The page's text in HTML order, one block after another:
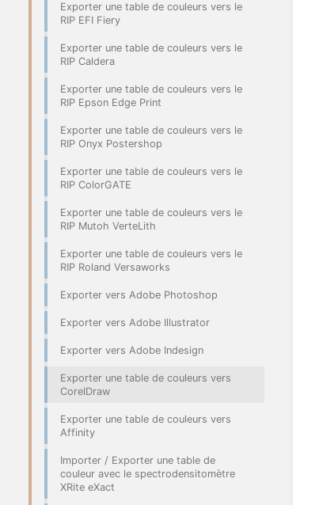
Exporter une table de couleurs vers le
RIP EFI Fiery
Exporter une table de couleurs vers le
RIP Caldera
Exporter une table de couleurs vers le
RIP Epson Edge Print
Exporter une table de couleurs vers le
RIP Onyx Postershop
Exporter une table de couleurs vers le
RIP ColorGATE
Exporter une table de couleurs vers le
RIP Mutoh VerteLith
Exporter une table de couleurs vers le
RIP Roland Versaworks
Exporter vers Adobe Photoshop
Exporter vers Adobe Illustrator
Exporter vers Adobe Indesign
Exporter une table de couleurs vers
CorelDraw
Exporter une table de couleurs vers
Affinity
Importer / Exporter une table de
couleur avec le spectrodensitomètre
XRite eXact